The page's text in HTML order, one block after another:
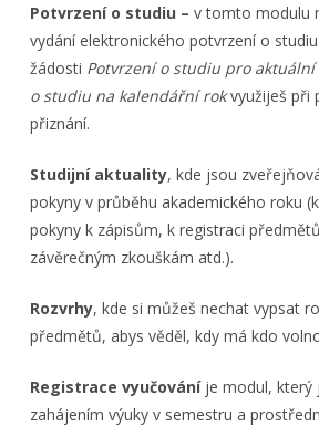
Potvrzení o studiu – v tomto modulu
vydání elektronického potvrzení o
žádosti Potvrzení o studiu pro aktuální
o studiu na kalendářní rokvyužiješ při
přiznání.
Studijní aktuality, kde jsou
pokyny v průběhu akademického roku
pokyny k zápisům, k registraci
závěrečným zkouškám atd.).
Rozvrhy, kde si můžeš nechat vypsat
předmětů, abys věděl, kdy má kdo
Registrace vyučováníje modul, který
zahájením výuky v semestru a